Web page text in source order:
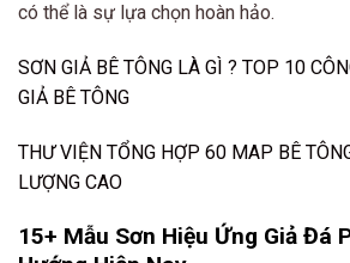
có thể là sự lựa chọn hoàn hảo.
SƠN GIẢ BÊ TÔNG LÀ GÌ ? TOP 10
GIẢ BÊ TÔNG
THƯ VIỆN TỔNG HỢP 60 MAP BÊ
LƯỢNG CAO
15+ Mẫu Sơn Hiệu Ứng Giả Đá